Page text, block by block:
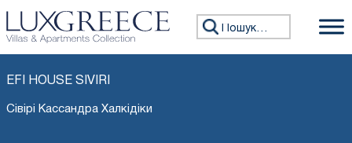
Пошук:
EFI HOUSE SIVIRI
Сівірі Кассандра Халкідіки